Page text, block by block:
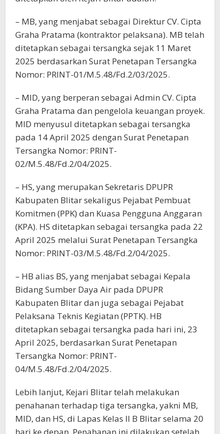
– MB, yang menjabat sebagai Direktur CV. Cipta
Graha Pratama (kontraktor pelaksana). MB telah
ditetapkan sebagai tersangka sejak 11 Maret
2025 berdasarkan Surat Penetapan Tersangka
Nomor: PRINT-01/M.5.48/Fd.2/03/2025.
– MID, yang berperan sebagai Admin CV. Cipta
Graha Pratama dan pengelola keuangan proyek.
MID menyusul ditetapkan sebagai tersangka
pada 14 April 2025 dengan Surat Penetapan
Tersangka Nomor: PRINT-
02/M.5.48/Fd.2/04/2025.
– HS, yang merupakan Sekretaris DPUPR
Kabupaten Blitar sekaligus Pejabat Pembuat
Komitmen (PPK) dan Kuasa Pengguna Anggaran
(KPA). HS ditetapkan sebagai tersangka pada 22
April 2025 melalui Surat Penetapan Tersangka
Nomor: PRINT-03/M.5.48/Fd.2/04/2025.
– HB alias BS, yang menjabat sebagai Kepala
Bidang Sumber Daya Air pada DPUPR
Kabupaten Blitar dan juga sebagai Pejabat
Pelaksana Teknis Kegiatan (PPTK). HB
ditetapkan sebagai tersangka pada hari ini, 23
April 2025, berdasarkan Surat Penetapan
Tersangka Nomor: PRINT-
04/M.5.48/Fd.2/04/2025.
Lebih lanjut, Kejari Blitar telah melakukan
penahanan terhadap tiga tersangka, yakni MB,
MID, dan HS, di Lapas Kelas II B Blitar selama 20